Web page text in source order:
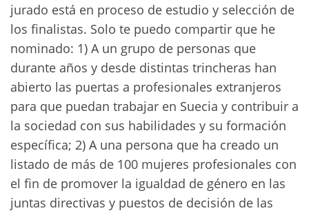
jurado está en proceso de estudio y selección de
los finalistas. Solo te puedo compartir que he
nominado: 1) A un grupo de personas que
durante años y desde distintas trincheras han
abierto las puertas a profesionales extranjeros
para que puedan trabajar en Suecia y contribuir a
la sociedad con sus habilidades y su formación
específica; 2) A una persona que ha creado un
listado de más de 100 mujeres profesionales con
el fin de promover la igualdad de género en las
juntas directivas y puestos de decisión de las